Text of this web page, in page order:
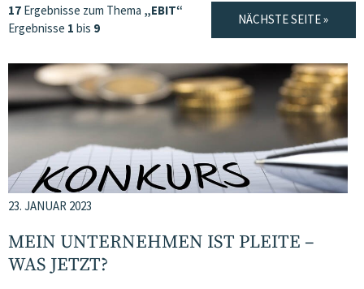
17 Ergebnisse zum Thema „EBIT“
Ergebnisse 1 bis 9
NÄCHSTE SEITE »
23. JANUAR 2023
MEIN UNTERNEHMEN IST PLEITE –
WAS JETZT?